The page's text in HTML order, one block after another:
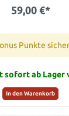
59,00 €*
Punkte
sofort ab Lager
In den Warenkorb